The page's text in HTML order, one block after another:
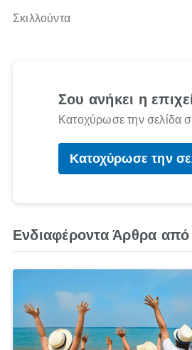
Σκιλλούντα
Σου ανήκει η
Κατοχύρωσε την σελίδα
Κατοχύρωσε την
Ενδιαφέροντα Άρθρα